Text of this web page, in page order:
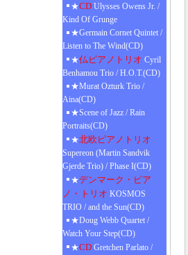
★CD Ulysses Owens Jr. /
Kind Of Grunge
★Germain Cornet Quintet /
Listen to The Wind(CD)
★仏ピアノトリオ Cyril
Benhamou Trio / H.O.T.(CD)
★Murat Ozturk Trio /
Aina(CD)
★Scene of Jazz / Rain
Portraits(CD)
★北欧ピアノトリオ
Supereon (Martin Sandvik
Gjerde Trio) / Phase I(CD)
★デンマーク・ピア
ノ・トリオ KOSMOS
TRIO / and the Sun(CD)
★Doug Webb Quartet /
Watch Your Step(CD)
★CD Gretchen Parlato /